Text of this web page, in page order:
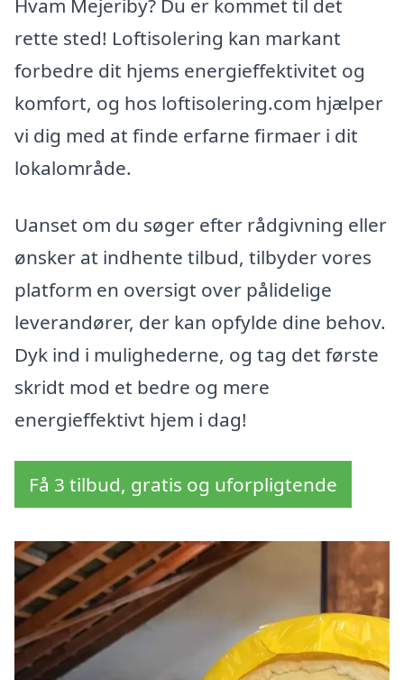
Hvam Mejeriby? Du er kommet til det
rette sted! Loftisolering kan markant
forbedre dit hjems energieffektivitet og
komfort, og hos loftisolering.com hjælper
vi dig med at finde erfarne firmaer i dit
lokalområde.
Uanset om du søger efter rådgivning eller
ønsker at indhente tilbud, tilbyder vores
platform en oversigt over pålidelige
leverandører, der kan opfylde dine behov.
Dyk ind i mulighederne, og tag det første
skridt mod et bedre og mere
energieffektivt hjem i dag!
Få 3 tilbud, gratis og uforpligtende